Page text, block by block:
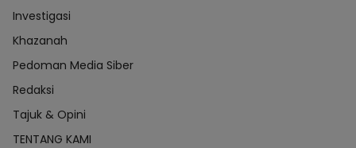
Investigasi
Khazanah
Pedoman Media Siber
Redaksi
Tajuk & Opini
TENTANG KAMI